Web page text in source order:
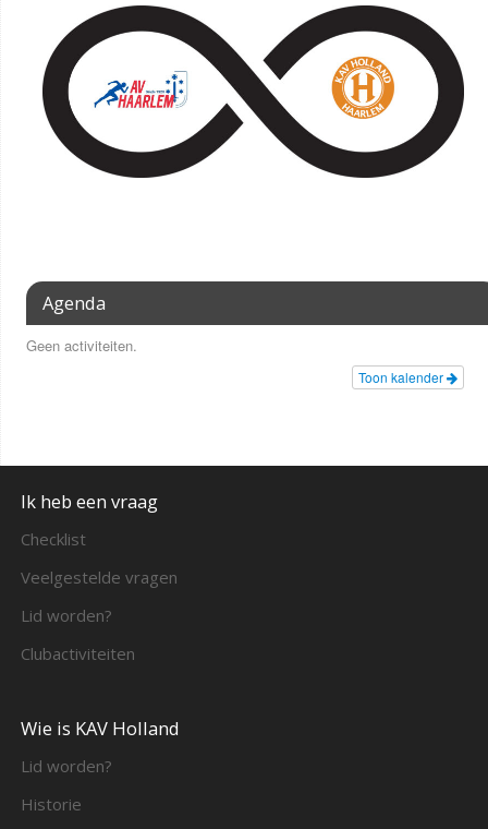
Agenda
Geen activiteiten.
Toon kalender
Ik heb een vraag
Checklist
Veelgestelde vragen
Lid worden?
Clubactiviteiten
Wie is KAV Holland
Lid worden?
Historie